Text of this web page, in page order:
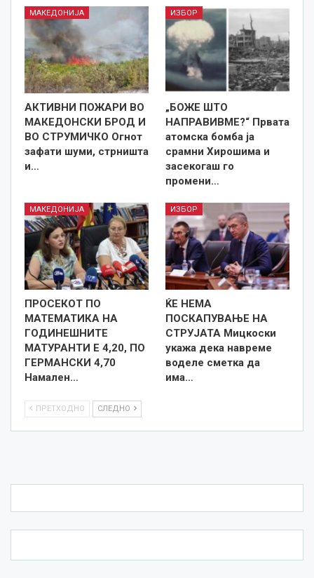
МАКЕДОНИЈА
АКТИВНИ ПОЖАРИ ВО
МАКЕДОНСКИ БРОД И
ВО СТРУМИЧКО Огнот
зафати шуми, стрништа
и…
ИЗБОР
„БОЖЕ ШТО
НАПРАВИВМЕ?“ Првата
атомска бомба ја
срамни Хирошима и
засекогаш го
промени…
МАКЕДОНИЈА
ПРОСЕКОТ ПО
МАТЕМАТИКА НА
ГОДИНЕШНИТЕ
МАТУРАНТИ Е 4,20, ПО
ГЕРМАНСКИ 4,70
Намален…
ИЗБОР
ЌЕ НЕМА
ПОСКАПУВАЊЕ НА
СТРУЈАТА Мицкоски
укажа дека навреме
воделе сметка да
има…
ПРЕТХОДНО СЛЕДНО